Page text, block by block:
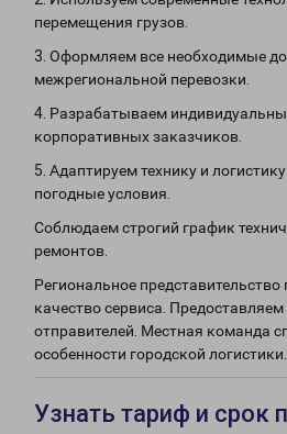
перемещения грузов.
3. Оформляем все необходимые
межрегиональной перевозки.
4. Разрабатываем
корпоративных заказчиков.
5. Адаптируем технику и
погодные условия.
Соблюдаем строгий график
ремонтов.
Региональное
качество сервиса.
отправителей. Местная команда
особенности городской логистики.
Узнать тариф и срок